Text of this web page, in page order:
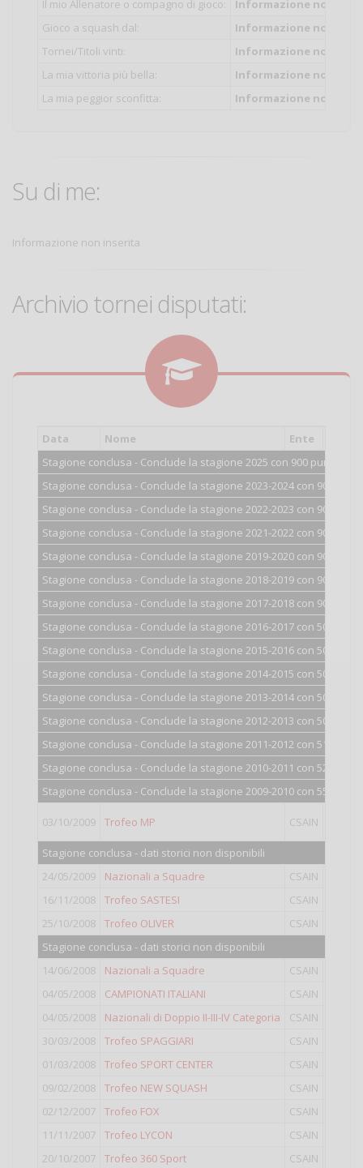
Il mio Allenatore o compagno di gioco:
Informazione non
Gioco a squash dal:
Informazione non
Tornei/Titoli vinti:
Informazione non
La mia vittoria più bella:
Informazione non
La mia peggior sconfitta:
Informazione non
Su di me:
Informazione non inserita
Archivio tornei disputati:
Data Nome Ente
Stagione conclusa - Conclude la stagione 2025 con 900 punti.
Stagione conclusa - Conclude la stagione 2023-2024 con 900 punti.
Stagione conclusa - Conclude la stagione 2022-2023 con 900 punti.
Stagione conclusa - Conclude la stagione 2021-2022 con 900 punti.
Stagione conclusa - Conclude la stagione 2019-2020 con 900 punti.
Stagione conclusa - Conclude la stagione 2018-2019 con 900 punti.
Stagione conclusa - Conclude la stagione 2017-2018 con 900 punti.
Stagione conclusa - Conclude la stagione 2016-2017 con 500 punti.
Stagione conclusa - Conclude la stagione 2015-2016 con 500 punti.
Stagione conclusa - Conclude la stagione 2014-2015 con 500 punti.
Stagione conclusa - Conclude la stagione 2013-2014 con 501 punti.
Stagione conclusa - Conclude la stagione 2012-2013 con 504 punti.
Stagione conclusa - Conclude la stagione 2011-2012 con 513 punti.
Stagione conclusa - Conclude la stagione 2010-2011 con 526 punti.
Stagione conclusa - Conclude la stagione 2009-2010 con 551 punti.
03/10/2009 Trofeo MP CSAIN
Stagione conclusa - dati storici non disponibili
24/05/2009
Nazionali a Squadre CSAIN
16/11/2008
Trofeo SASTESI CSAIN
25/10/2008
Trofeo OLIVER CSAIN
Stagione conclusa - dati storici non disponibili
14/06/2008
Nazionali a Squadre CSAIN
04/05/2008
CAMPIONATI ITALIANI CSAIN
04/05/2008
Nazionali di Doppio II-III-IV Categoria CSAIN
30/03/2008
Trofeo SPAGGIARI CSAIN
01/03/2008
Trofeo SPORT CENTER CSAIN
09/02/2008
Trofeo NEW SQUASH CSAIN
02/12/2007
Trofeo FOX CSAIN
11/11/2007
Trofeo LYCON CSAIN
20/10/2007
Trofeo 360 Sport CSAIN